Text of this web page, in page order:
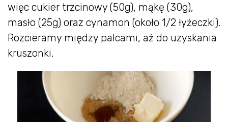
więc cukier trzcinowy (50g), mąkę (30g),
masło (25g) oraz cynamon (około 1/2 łyżeczki).
Rozcieramy między palcami, aż do uzyskania
kruszonki.